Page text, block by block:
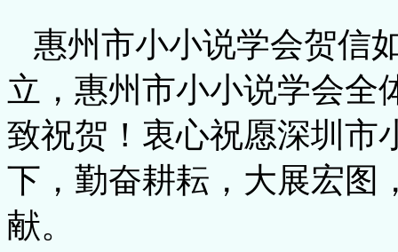
惠州市小小说学会贺信
立，惠州市小小说学会全
致祝贺！衷心祝愿深圳市
下，勤奋耕耘，大展宏图
献。